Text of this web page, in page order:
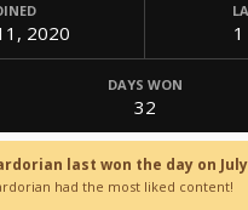
2020
DAYS WON
32
last won the day on
had the most liked content!